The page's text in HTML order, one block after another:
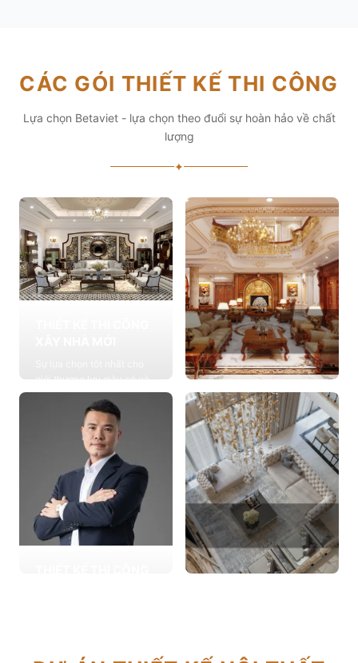
CÁC GÓI THIẾT KẾ THI CÔNG
Lựa chọn Betaviet - lựa chọn theo đuổi sự hoàn hảo về chất
lượng
✦
giới thượng lưu giàu có và
đẳng cấp, cung cấp các
giải pháp thiết kế chuyên
Xem chi tiết
THIẾT KẾ THI CÔNG
NỘI THẤT
Cung cấp các giải pháp
theo phong cách sống với
thiết kế nội thất thông minh
mang tính thẩm mỹ cao
Xem chi tiết
lựa chọn từ các gia đình